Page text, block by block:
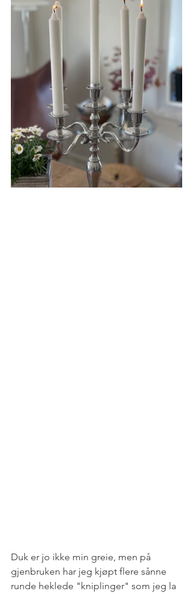
Duk er jo ikke min greie, men på
gjenbruken har jeg kjøpt flere sånne
runde heklede "kniplinger" som jeg la